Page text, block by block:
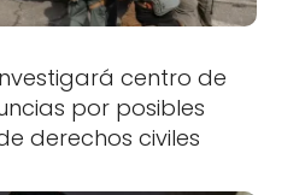
centro de
por posibles
derechos civiles